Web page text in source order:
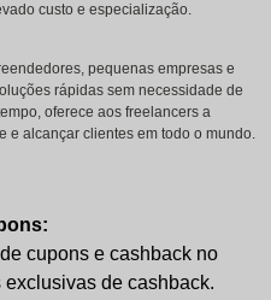
custo e especialização.
pequenas empresas e
rápidas sem necessidade de
oferece aos freelancers a
e alcançar clientes em todo o mundo.
cupons e cashback no
de cashback.